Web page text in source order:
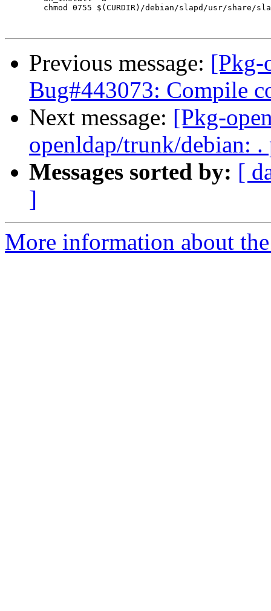
Previous message: [Pkg-
Bug#443073: Compile
Next message: [Pkg-
openldap/trunk/debian: .
Messages sorted by: [
]
More information about